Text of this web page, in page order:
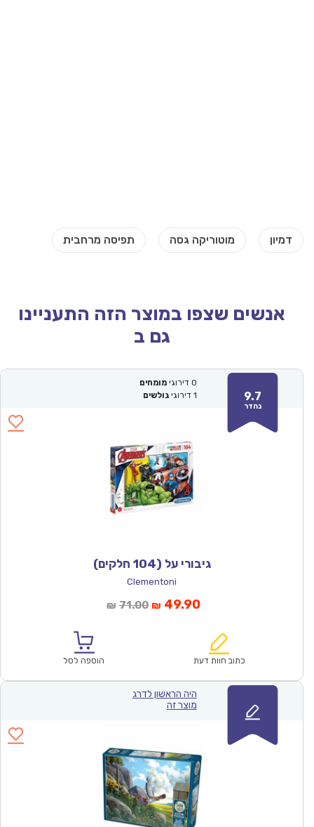
אנשים שצפו במוצר הזה התעניינו
גם ב
9.7
נהדר
0 דירוגי מומחים
1 דירוגי גולשים
גיבורי על (104 חלקים)
Clementoni
₪ 71.00המחיר
₪71.00.
₪ 49.90המחיר
הוא:
כתוב חוות דעת הוספה לסל
היה הראשון לדרג
מוצר זה